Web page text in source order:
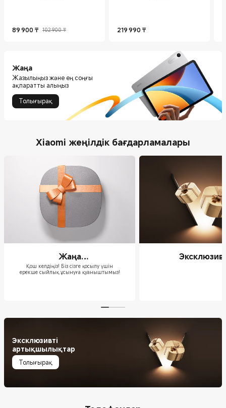
89 900 ₸
Current Price ₸89900
102 900 ₸
Нарықтағы баға 102 900 ₸ 219 990 ₸
Current Price ₸219990
Жаңа
Жазылыңыз және ең соңғы
ақпаратты алыңыз
Толығырақ
Xiaomi жеңілдік бағдарламалары
Жаңа
пайдаланушыларды
ынталандыру
Қош келдіңіз! Біз сізге қосылу үшін
ерекше сыйлық ұсынуға қуаныштымыз!
Эксклюзивті
артықшылықтар
Толығырақ